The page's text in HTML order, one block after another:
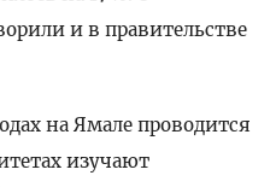
и в правительстве
на Ямале проводится
изучают